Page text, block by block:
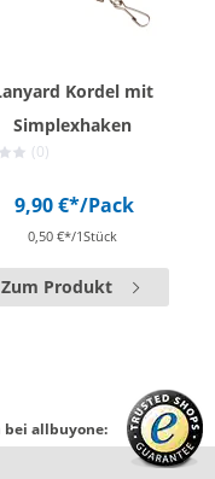
Kordel mit
Simplexhaken
(0)
9,90 €*/Pack
0,50 €*/1Stück
Zum Produkt
bei allbuyone: